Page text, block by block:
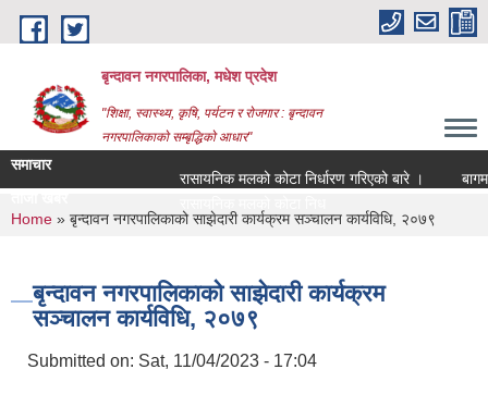
Skip to main content
बृन्दावन नगरपालिका, मधेश प्रदेश
"शिक्षा, स्वास्थ्य, कृषि, पर्यटन र रोजगार : बृन्दावन
नगरपालिकाको सम्बृद्धिको आधार"
समाचार
रासायनिक मलको कोटा निर्धारण गरिएको बारे ।
बागमति
You are here
Home » बृन्दावन नगरपालिकाको साझेदारी कार्यक्रम सञ्चालन कार्यविधि, २०७९
बृन्दावन नगरपालिकाको साझेदारी कार्यक्रम
सञ्चालन कार्यविधि, २०७९
Submitted on: Sat, 11/04/2023 - 17:04